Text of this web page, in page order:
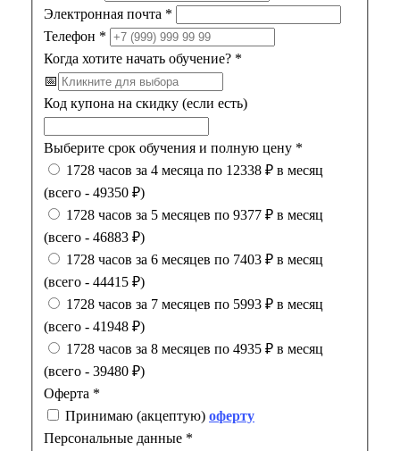
Электронная почта *
Телефон *
Когда хотите начать обучение? *
📅
Код купона на скидку (если есть)
Выберите срок обучения и полную цену *
1728 часов за 4 месяца по 12338 ₽ в месяц
(всего - 49350 ₽)
1728 часов за 5 месяцев по 9377 ₽ в месяц
(всего - 46883 ₽)
1728 часов за 6 месяцев по 7403 ₽ в месяц
(всего - 44415 ₽)
1728 часов за 7 месяцев по 5993 ₽ в месяц
(всего - 41948 ₽)
1728 часов за 8 месяцев по 4935 ₽ в месяц
(всего - 39480 ₽)
Оферта *
Принимаю (акцептую) оферту
Персональные данные *